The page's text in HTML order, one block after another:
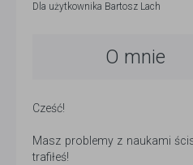
Dla użytkownika Bartosz Lach
O mnie
Cześć!
Masz problemy z naukami
trafiłeś!